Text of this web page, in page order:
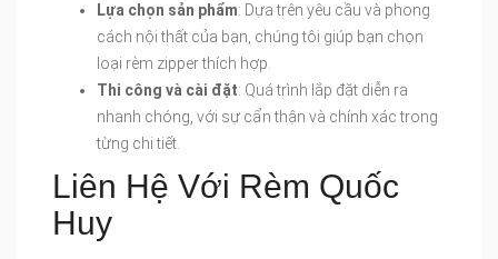
Lựa chọn sản phẩm: Dựa trên yêu cầu và phong
cách nội thất của bạn, chúng tôi giúp bạn chọn
loại rèm zipper thích hợp.
Thi công và cài đặt: Quá trình lắp đặt diễn ra
nhanh chóng, với sự cẩn thận và chính xác trong
từng chi tiết.
Liên Hệ Với Rèm Quốc
Huy